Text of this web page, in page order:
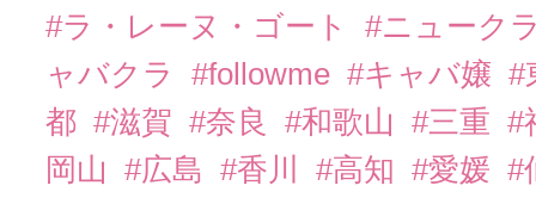
#ラ・レーヌ・ゴート
#ニューク
ャバクラ
#followme #キャバ嬢 #
都 #滋賀 #奈良 #和歌山 #三重 #
岡山
#広島 #香川 #高知 #愛媛 #